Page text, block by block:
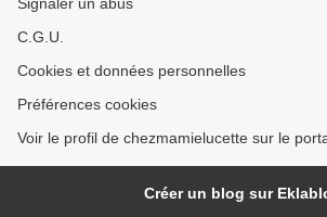
C.G.U.
Cookies et données personnelles
Préférences cookies
Voir le profil de chezmamielucette sur le
Créer un blog sur